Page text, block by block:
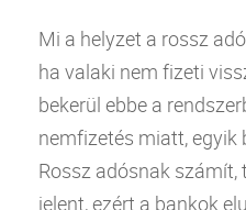
Mi a helyzet a rossz
ha valaki nem fizeti
bekerül ebbe a
nemfizetés miatt, egyik
Rossz adósnak
jelent, ezért a bankok